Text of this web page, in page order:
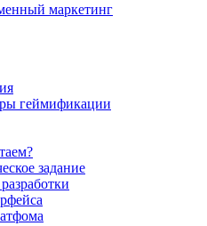
маркетинг
геймификации
задание